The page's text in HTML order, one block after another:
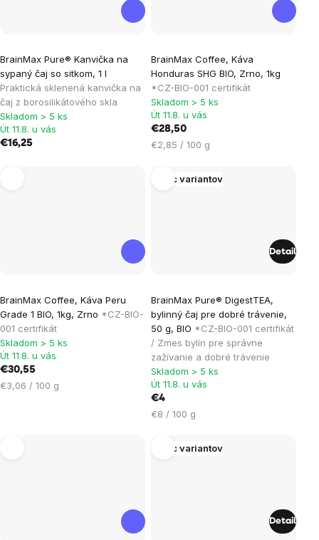
BrainMax Pure® Kanvička na
sypaný čaj so sitkom, 1 l
Praktická sklenená kanvička na
čaj z borosilikátového skla
hodnotenie
produktu
je
5,0
z
Skladom > 5 ks
Út 11.8. u vás
€16,25
BrainMax Coffee, Káva
Honduras SHG BIO, Zrno, 1kg
*CZ-BIO-001 certifikát
hodnotenie
produktu
je
5,0
z
5
Skladom > 5 ks
Út 11.8. u vás
€28,50
Jednotková
€2,85 / 100 g
BrainMax Coffee, Káva Peru
Grade 1 BIO, 1kg, Zrno *CZ-BIO-
001 certifikát
Skladom > 5 ks
Út 11.8. u vás
€30,55
Jednotková
€3,06 / 100 g
Viac variantov
BrainMax Pure® DigestTEA,
bylinný čaj pre dobré trávenie,
50 g, BIO *CZ-BIO-001 certifikát
/ Zmes bylín pre správne
zažívanie a dobré trávenie
Skladom > 5 ks
Út 11.8. u vás
€4
Jednotková
€8 / 100 g
Detail
Viac variantov
Detail